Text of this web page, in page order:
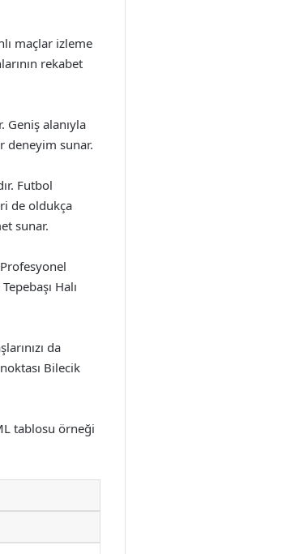
maçlar izleme
rekabet
alanıyla
deneyim sunar.
Futbol
de oldukça
sunar.
Halı
da
Bilecik
tablosu örneği